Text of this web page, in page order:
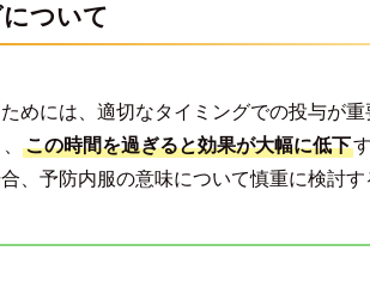
ついて
めには、適切なタイミングでの投与が重
この時間を過ぎると効果が大幅に低下
、予防内服の意味について慎重に検討す